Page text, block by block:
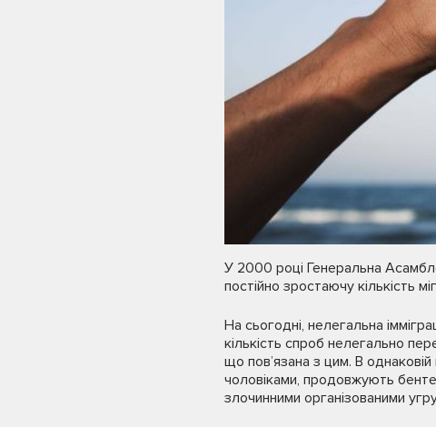
У 2000 році Генеральна
постійно зростаючу кількість
На сьогодні, нелегальна
кількість спроб нелегально
що пов’язана з цим. В
чоловіками, продовжують
злочинними організованими